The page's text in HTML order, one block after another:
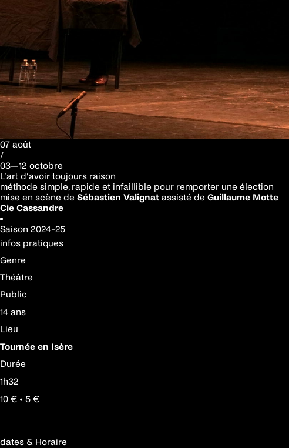
07 août
/
03—12 octobre
L’art d’avoir toujours raison
méthode simple, rapide et infaillible pour remporter une élection
mise en scène de Sébastien Valignat assisté de Guillaume Motte
Cie Cassandre
Saison 2024-25
infos pratiques
Genre
Théâtre
Public
14 ans
Lieu
Tournée en Isère
Durée
1h32
10 € • 5 €
dates & Horaire